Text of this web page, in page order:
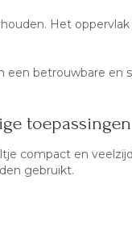
Het
betrouwbare en
toepassingen
compact en
gebruikt.